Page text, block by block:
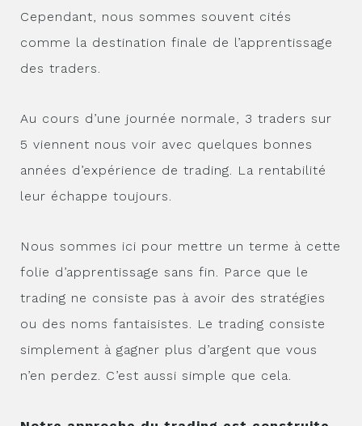
Cependant, nous sommes souvent cités
comme la destination finale de l’apprentissage
des traders.
Au cours d’une journée normale, 3 traders sur
5 viennent nous voir avec quelques bonnes
années d’expérience de trading. La rentabilité
leur échappe toujours.
Nous sommes ici pour mettre un terme à cette
folie d’apprentissage sans fin. Parce que le
trading ne consiste pas à avoir des stratégies
ou des noms fantaisistes. Le trading consiste
simplement à gagner plus d’argent que vous
n’en perdez. C’est aussi simple que cela.